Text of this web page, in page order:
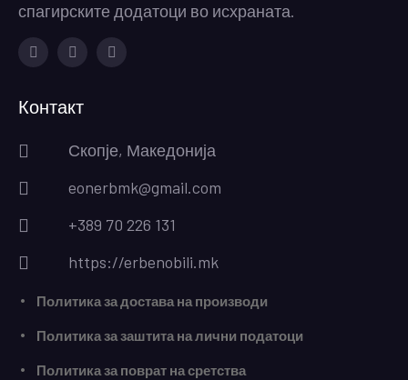
спагирските додатоци во исхраната.
Контакт
Скопје, Македонија
eonerbmk@gmail.com
+389 70 226 131
https://erbenobili.mk
Политика за достава на производи
Политика за заштита на лични податоци
Политика за поврат на сретства